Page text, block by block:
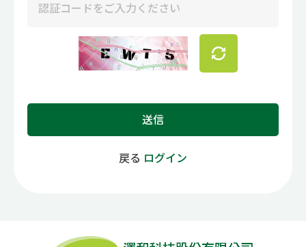
商品問合せ
お問い合わせ
日語送信
戻る ログイン